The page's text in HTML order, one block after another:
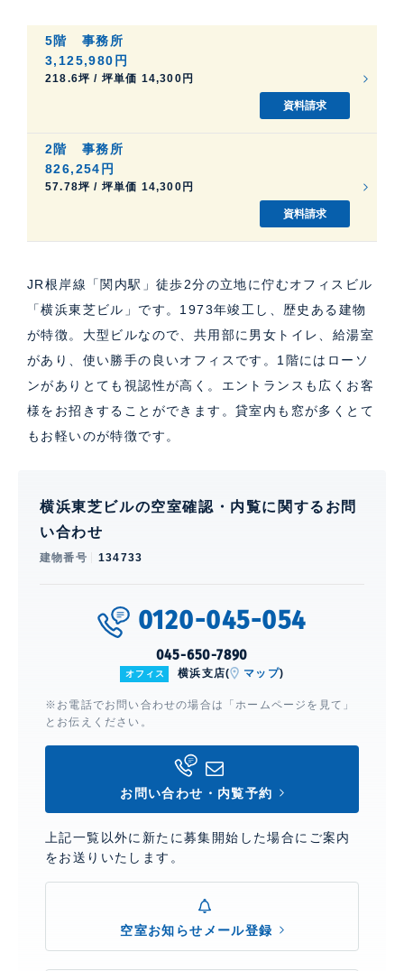
5階 事務所
3,125,980円
218.6坪 / 坪単価 14,300円
資料請求
2階 事務所
826,254円
57.78坪 / 坪単価 14,300円
資料請求
JR根岸線「関内駅」徒歩2分の立地に佇むオフィスビル
「横浜東芝ビル」です。1973年竣工し、歴史ある建物
が特徴。大型ビルなので、共用部に男女トイレ、給湯室
があり、使い勝手の良いオフィスです。1階にはローソ
ンがありとても視認性が高く。エントランスも広くお客
様をお招きすることができます。貸室内も窓が多くとて
もお軽いのが特徴です。
横浜東芝ビルの空室確認・内覧に関するお問
い合わせ
建物番号 134733
0120-045-054
045-650-7890
オフィス 横浜支店( マップ)
※お電話でお問い合わせの場合は「ホームページを見て」
とお伝えください。
お問い合わせ・内覧予約
上記一覧以外に新たに募集開始した場合にご案内
をお送りいたします。
空室お知らせメール登録